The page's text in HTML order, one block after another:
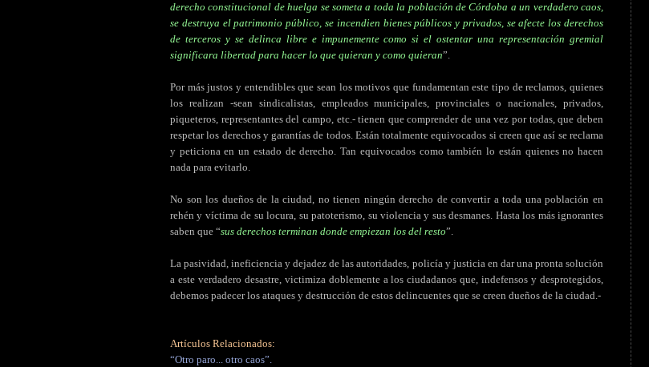
derecho constitucional de huelga se someta a toda la población de Córdoba a un verdadero caos,
se destruya el patrimonio público, se incendien bienes públicos y privados, se afecte los derechos
de terceros y se delinca libre e impunemente como si el ostentar una representación gremial
significara libertad para hacer lo que quieran y como quieran”.
Por más justos y entendibles que sean los motivos que fundamentan este tipo de reclamos, quienes
los realizan -sean sindicalistas, empleados municipales, provinciales o nacionales, privados,
piqueteros, representantes del campo, etc.- tienen que comprender de una vez por todas, que deben
respetar los derechos y garantías de todos. Están totalmente equivocados si creen que así se reclama
y peticiona en un estado de derecho. Tan equivocados como también lo están quienes no hacen
nada para evitarlo.
No son los dueños de la ciudad, no tienen ningún derecho de convertir a toda una población en
rehén y víctima de su locura, su patoterismo, su violencia y sus desmanes. Hasta los más ignorantes
saben que “sus derechos terminan donde empiezan los del resto”.
La pasividad, ineficiencia y dejadez de las autoridades, policía y justicia en dar una pronta solución
a este verdadero desastre, victimiza doblemente a los ciudadanos que, indefensos y desprotegidos,
debemos padecer los ataques y destrucción de estos delincuentes que se creen dueños de la ciudad.-
Artículos Relacionados:
“Otro paro... otro caos”.